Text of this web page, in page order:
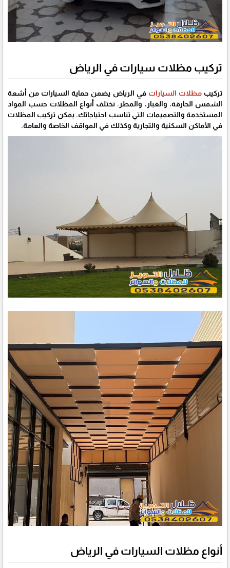
تركيب مظلات سيارات في الرياض
تركيب مظلات السيارات في الرياض يضمن حماية السيارات من أشعة
الشمس الحارقة، والغبار، والمطر. تختلف أنواع المظلات حسب المواد
المستخدمة والتصميمات التي تناسب احتياجاتك. يمكن تركيب المظلات
في الأماكن السكنية والتجارية وكذلك في المواقف الخاصة والعامة.
أنواع مظلات السيارات في الرياض